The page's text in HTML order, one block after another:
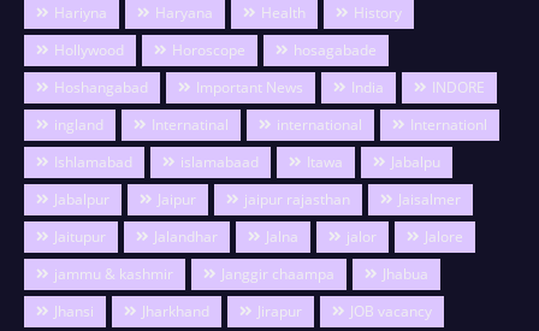
Hariyna
Haryana Health
History
Hollywood
Horoscope
hosagabade
Hoshangabad
Important News India
INDORE
ingland
Internatinal international
Internationl
Ishlamabad
islamabaad Itawa
Jabalpu
Jabalpur
Jaipur jaipur rajasthan
Jaisalmer
Jaitupur
Jalandhar Jalna jalor
Jalore
jammu & kashmir
Janggir chaampa
Jhabua
Jhansi
Jharkhand Jirapur
JOB vacancy